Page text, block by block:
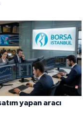
yapan aracı